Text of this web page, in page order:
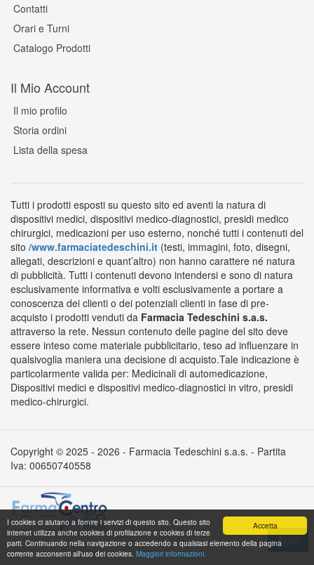
Accetta
I cookies ci aiutano a fornire i servizi di questo sito. Questo sito
internet utilizza anche cookies di profilazione e cookies di terze
parti. Continuando nella navigazione o accedendo a qualsiasi elemento della pagina
corrente acconsenti all'uso dei cookies. Maggiori informazioni.
Contatti
Orari e Turni
Catalogo Prodotti
Il Mio Account
Il mio profilo
Storia ordini
Lista della spesa
Tutti i prodotti esposti su questo sito ed aventi la natura di
dispositivi medici, dispositivi medico-diagnostici, presidi medico
chirurgici, medicazioni per uso esterno, nonché tutti i contenuti del
sito /www.farmaciatedeschini.it (testi, immagini, foto, disegni,
allegati, descrizioni e quant’altro) non hanno carattere né natura
di pubblicità. Tutti i contenuti devono intendersi e sono di natura
esclusivamente informativa e volti esclusivamente a portare a
conoscenza dei clienti o dei potenziali clienti in fase di pre-
acquisto i prodotti venduti da Farmacia Tedeschini s.a.s.
attraverso la rete. Nessun contenuto delle pagine del sito deve
essere inteso come materiale pubblicitario, teso ad influenzare in
qualsivoglia maniera una decisione di acquisto.Tale indicazione è
particolarmente valida per: Medicinali di automedicazione,
Dispositivi medici e dispositivi medico-diagnostici in vitro, presidi
medico-chirurgici.
Copyright © 2025 - 2026 - Farmacia Tedeschini s.a.s. - Partita
Iva: 00650740558